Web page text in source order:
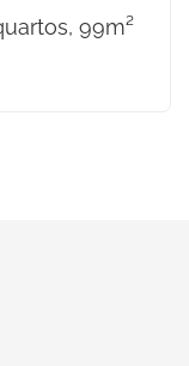
99m²